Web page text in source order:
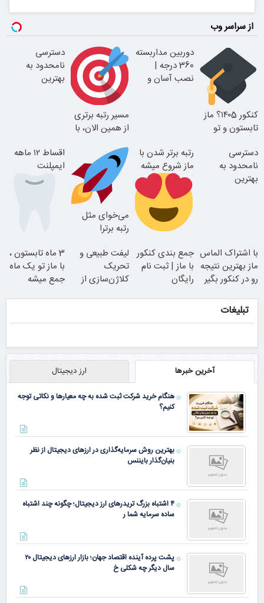
از سراسر وب
کنکور ۱۴۰5؟ ماز
تابستون و تو
میکنه
دوربین مداربسته
360 درجه |
نصب آسان و
مسیر رتبه برتری
از همین الان، با
شروع میشه!
دسترسی
نامحدود به
بهترین
دسترسی
نامحدود به
بهترین
رتبه برتر شدن با
ماز شروع میشه
می‌خوای مثل
رتبه برترا
جمع‌بندی
تابستون رایگان
ماز
اقساط ۱۲ ماهه
ایمپلنت
ضامن؛ همین
امروز اقدام کن
با اشتراک الماس
ماز بهترین نتیجه
رو در کنکور بگیر
جمع بندی کنکور
با ماز | ثبت نام
رایگان
لیفت طبیعی و
تحریک
کلاژن‌سازی از
جوان شو
3 ماه تابستون ،
با ماز تو یک ماه
جمع میشه
تبلیغات
آخرین خبرها ارز دیجیتال
هنگام خرید شرکت ثبت شده به چه معیارها و نکاتی توجه
کنیم؟
بهترین روش سرمایه‌گذاری در ارزهای دیجیتال از نظر
بنیان‌گذار بایننس
۴ اشتباه بزرگ تریدرهای ارز دیجیتال؛ چگونه چند اشتباه
ساده سرمایه شما ر
پشت پرده آینده اقتصاد جهان؛ بازار ارزهای دیجیتال ۲۰
سال دیگر چه شکلی خ